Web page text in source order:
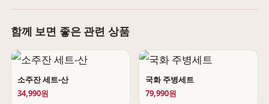
함께 보면 좋은 관련 상품
소주잔 세트-산
34,990원
국화 주병세트
79,990원